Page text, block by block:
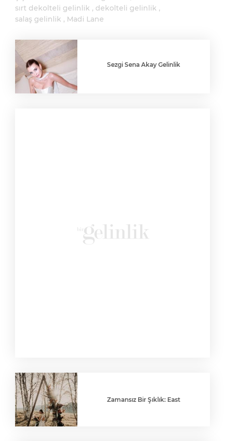
sırt dekolteli gelinlik
dekolteli gelinlik
salaş gelinlik
Madi Lane
Sezgi Sena Akay Gelinlik
Zamansız Bir Şıklık: East